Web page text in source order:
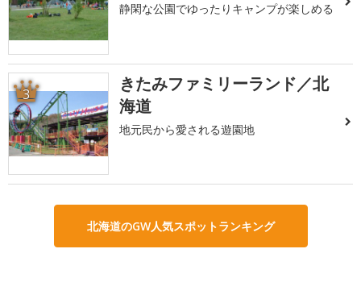
静閑な公園でゆったりキャンプが楽しめる
3
きたみファミリーランド／北
海道
地元民から愛される遊園地
北海道のGW人気スポットランキング